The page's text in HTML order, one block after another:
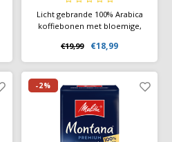
Licht gebrande 100% Arabica
koffiebonen met bloemige,
van chocolade, karamel en
noten. Rainforest Alliance
gecertificeerd. Medium body,
zachte zoete afdronk.
€19,99 €18,99
-2%